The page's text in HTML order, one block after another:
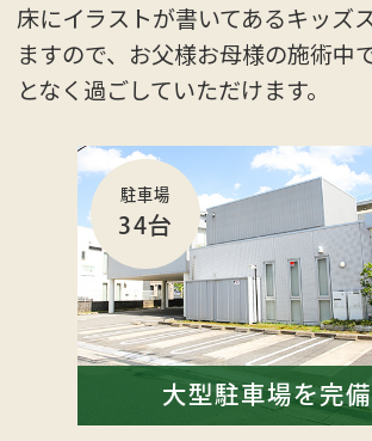
床にイラストが書いてあるキッズ
ますので、お父様お母様の施術中
となく過ごしていただけます。
駐車場
34台
大型駐車場を完備